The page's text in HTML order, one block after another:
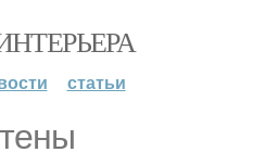
статьи